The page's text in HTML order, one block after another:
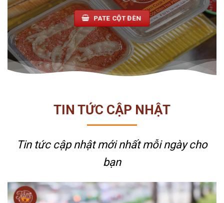
PATE CỘT ĐÈN
TIN TỨC CẬP NHẬT
Tin tức cập nhật mới nhấtmỗi ngày cho
bạn